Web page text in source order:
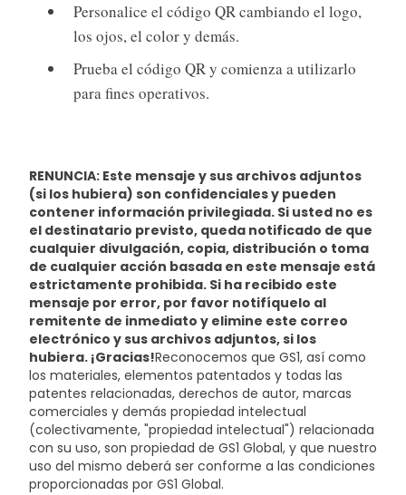
Personalice el código QR cambiando el logo,
los ojos, el color y demás.
Prueba el código QR y comienza a utilizarlo
para fines operativos.
RENUNCIA: Este mensaje y sus archivos adjuntos
(si los hubiera) son confidenciales y pueden
contener información privilegiada. Si usted no es
el destinatario previsto, queda notificado de que
cualquier divulgación, copia, distribución o toma
de cualquier acción basada en este mensaje está
estrictamente prohibida. Si ha recibido este
mensaje por error, por favor notifíquelo al
remitente de inmediato y elimine este correo
electrónico y sus archivos adjuntos, si los
hubiera. ¡Gracias!Reconocemos que GS1, así como
los materiales, elementos patentados y todas las
patentes relacionadas, derechos de autor, marcas
comerciales y demás propiedad intelectual
(colectivamente, "propiedad intelectual") relacionada
con su uso, son propiedad de GS1 Global, y que nuestro
uso del mismo deberá ser conforme a las condiciones
proporcionadas por GS1 Global.